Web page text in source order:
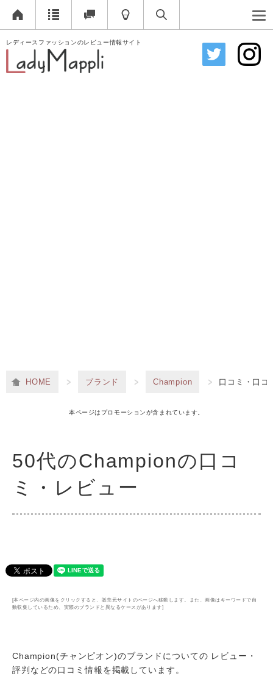
レディースファッションのレビュー情報サイト
HOME ブランド Champion 口コミ・口コ
本ページはプロモーションが含まれています。
50代のChampionの口コ
ミ・レビュー
[本ページ内の画像をクリックすると、販売元サイトのページへ移動します。また、画像はキーワードで自
動収集しているため、実際のブランドと異なるケースがあります]
Champion(チャンピオン)のブランドについての レビュー・
評判などの口コミ情報を掲載しています。